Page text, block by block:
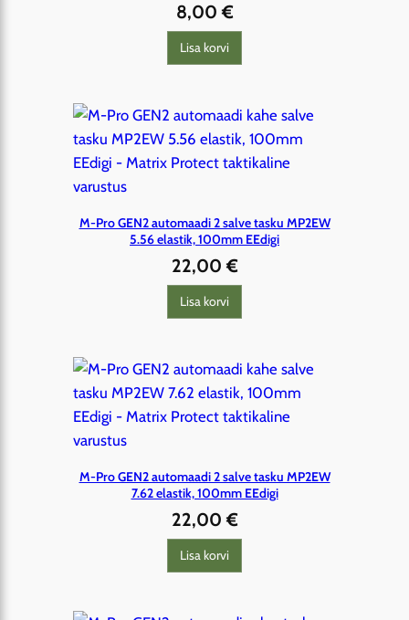
8,00€
Lisa korvi
M-Pro GEN2 automaadi 2 salve tasku MP2EW
5.56 elastik, 100mm EEdigi
22,00€
Lisa korvi
M-Pro GEN2 automaadi 2 salve tasku MP2EW
7.62 elastik, 100mm EEdigi
22,00€
Lisa korvi